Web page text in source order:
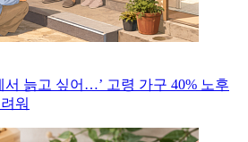
서 늙고 싶어…’ 고령 가구 40% 노후
워